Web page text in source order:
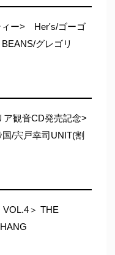
ィー> Her's/ゴーゴ
グレゴリ
ア観音CD発売記念>
/宍戸幸司UNIT(割
＞ THE